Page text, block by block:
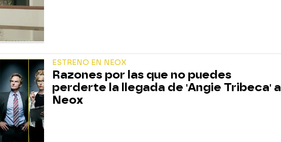
ESTRENO EN NEOX
Razones por las que no puedes
perderte la llegada de 'Angie Tribeca' a
Neox